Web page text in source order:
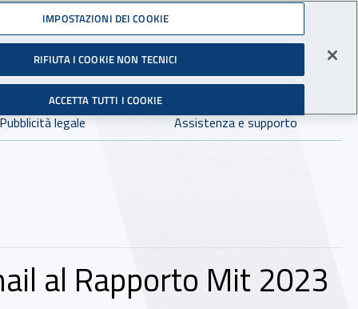
Infortuni sul Lavoro
Facebook - Sito esterno - Apertura in nuova finestra
X - Sito esterno - Apertura in nuova finestra
Instagram - Sito esterno - Apertura in
Linkedin - Sito esterno -
Youtube - Sito esterno -
Tiktok - SitoSpreaker -
Dove cercare:
in:tutto INAIL.it
Pubblicità legale Assistenza e supporto
al Rapporto Mit 2023
IMPOSTAZIONI DEI COOKIE
RIFIUTA I COOKIE NON TECNICI
ACCETTA TUTTI I COOKIE